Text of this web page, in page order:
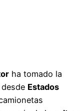
ha tomado la
Estados